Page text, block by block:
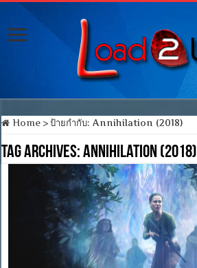
Home > ป้ายกำกับ:Annihilation (2018)
Tag Archives:Annihilation (2018)